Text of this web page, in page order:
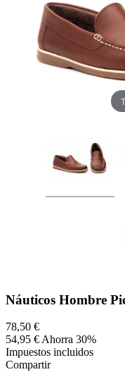
Náuticos Hombre
78,50 €
54,95 €Ahorra 30%
Impuestos incluidos
Compartir